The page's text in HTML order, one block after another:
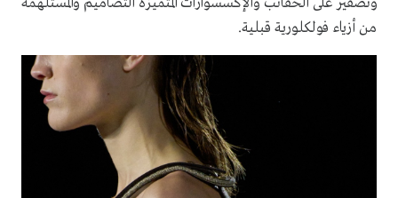
من أزياء فولكلورية قبلية.